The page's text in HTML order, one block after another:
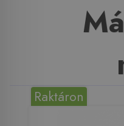
Raktáron